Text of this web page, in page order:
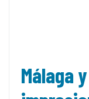
Málaga